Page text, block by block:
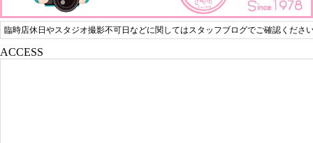
臨時店休日やスタジオ撮影不可日などに関してはスタッフブログでご確認くださ
ACCESS